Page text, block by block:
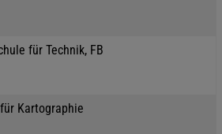
für Technik, FB
Kartographie